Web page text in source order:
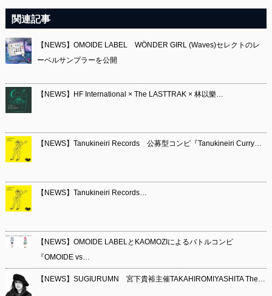
関連記事
【NEWS】OMOIDE LABEL WÖNDER GIRL (Waves)セレクトのレ
ーベルサンプラーを公開
【NEWS】HF International × The LASTTRAK × 林以樂…
【NEWS】Tanukineiri Records 公募型コンピ『Tanukineiri Curry…
【NEWS】Tanukineiri Records…
【NEWS】OMOIDE LABELとKAOMOZIによるバトルコンピ
『OMOIDE vs…
【NEWS】SUGIURUMN 宮下貴裕主催TAKAHIROMIYASHITA The…